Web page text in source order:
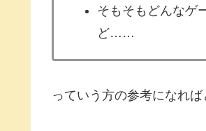
そもそもどんなゲ
ど……
っていう方の参考になれば